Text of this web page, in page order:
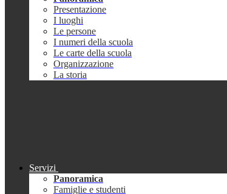
Presentazione
I luoghi
Le persone
I numeri della scuola
Le carte della scuola
Organizzazione
La storia
Servizi
Panoramica
Famiglie e studenti